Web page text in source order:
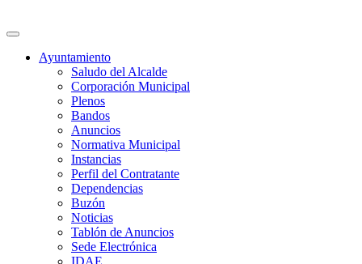
Ayuntamiento
Saludo del Alcalde
Corporación Municipal
Plenos
Bandos
Anuncios
Normativa Municipal
Instancias
Perfil del Contratante
Dependencias
Buzón
Noticias
Tablón de Anuncios
Sede Electrónica
IDAE